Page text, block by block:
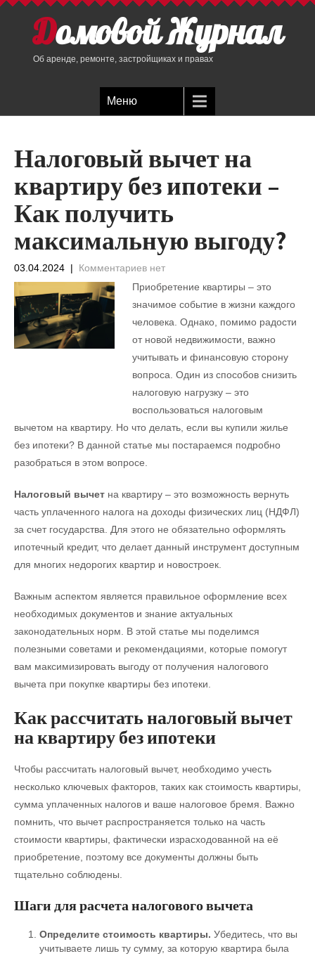
Домовой Журнал
Об аренде, ремонте, застройщиках и правах
Меню
Налоговый вычет на
квартиру без ипотеки –
Как получить
максимальную выгоду?
03.04.2024 | Комментариев нет
Приобретение квартиры – это
значимое событие в жизни каждого
человека. Однако, помимо радости
от новой недвижимости, важно
учитывать и финансовую сторону
вопроса. Один из способов снизить
налоговую нагрузку – это
воспользоваться налоговым
вычетом на квартиру. Но что делать, если вы купили жилье
без ипотеки? В данной статье мы постараемся подробно
разобраться в этом вопросе.
Налоговый вычет на квартиру – это возможность вернуть
часть уплаченного налога на доходы физических лиц (НДФЛ)
за счет государства. Для этого не обязательно оформлять
ипотечный кредит, что делает данный инструмент доступным
для многих недорогих квартир и новостроек.
Важным аспектом является правильное оформление всех
необходимых документов и знание актуальных
законодательных норм. В этой статье мы поделимся
полезными советами и рекомендациями, которые помогут
вам максимизировать выгоду от получения налогового
вычета при покупке квартиры без ипотеки.
Как рассчитать налоговый вычет
на квартиру без ипотеки
Чтобы рассчитать налоговый вычет, необходимо учесть
несколько ключевых факторов, таких как стоимость квартиры,
сумма уплаченных налогов и ваше налоговое бремя. Важно
помнить, что вычет распространяется только на часть
стоимости квартиры, фактически израсходованной на её
приобретение, поэтому все документы должны быть
тщательно соблюдены.
Шаги для расчета налогового вычета
Определите стоимость квартиры. Убедитесь, что вы
учитываете лишь ту сумму, за которую квартира была